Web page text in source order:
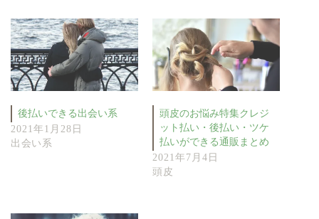
後払いできる出会い系
2021年1月28日
出会い系
頭皮のお悩み特集クレジ
ット払い・後払い・ツケ
払いができる通販まとめ
2021年7月4日
頭皮